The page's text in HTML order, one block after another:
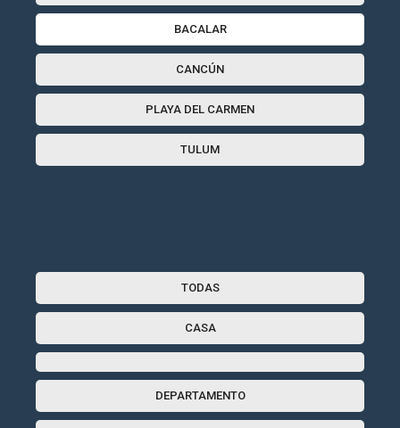
BACALAR
CANCÚN
PLAYA DEL CARMEN
TULUM
TODAS
CASA
DEPARTAMENTO